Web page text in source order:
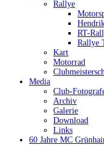
Rallye
RT-
Rallye
Kart
Motorrad
Media
Club-
Archiv
Galerie
Download
Links
60 Jahre MC